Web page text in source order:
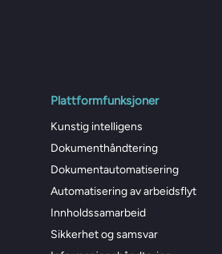
Plattformfunksjoner
Kunstig intelligens
Dokumenthåndtering
Dokumentautomatisering
Automatisering av arbeidsflyt
Innholdssamarbeid
Sikkerhet og samsvar